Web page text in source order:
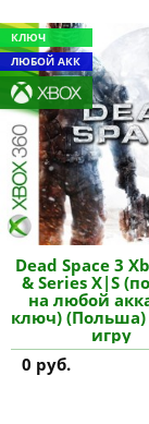
КЛЮЧ
ЛЮБОЙ АКК
Dead Space 3
& Series X|S
на любой
ключ) (Польша)
игру
0 руб.